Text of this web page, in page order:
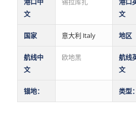
文
文
国家 意大利 Italy 地区
航线中
文
欧地黑
航线
文
锚地： 类型：